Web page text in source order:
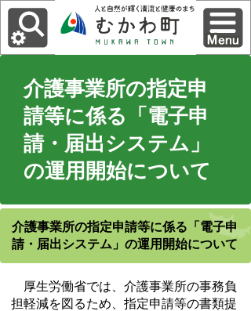
介護事業所の指定申
請等に係る「電子申
請・届出システム」
の運用開始について
介護事業所の指定申請等に係る「電子申
請・届出システム」の運用開始について
厚生労働省では、介護事業所の事務負
担軽減を図るため、指定申請等の書類提